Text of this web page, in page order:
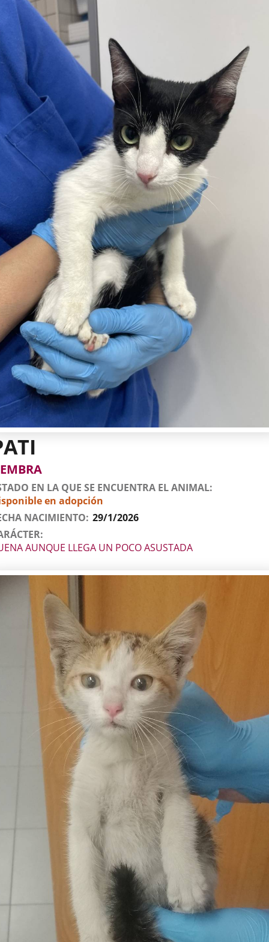
EN LA QUE SE ENCUENTRA EL ANIMAL
en adopción
NACIMIENTO 29/1/2026
AUNQUE LLEGA UN POCO ASUSTADA